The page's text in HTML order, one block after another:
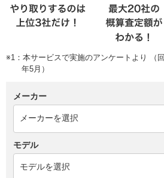
※1：本サービスで実施のアンケートより （
年5月）
メーカー
モデル